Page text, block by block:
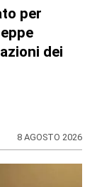
Cassani:
della
9 AGOSTO 2026